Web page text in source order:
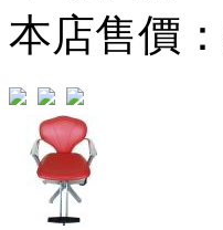
本店售價